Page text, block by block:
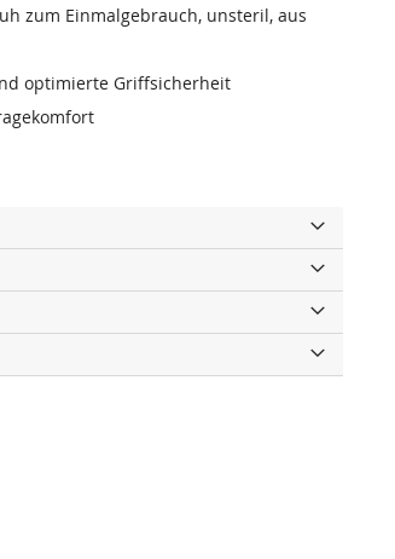
e
i
n
g
e
zum Einmalgebrauch, unsteril, aus
optimierte Griffsicherheit